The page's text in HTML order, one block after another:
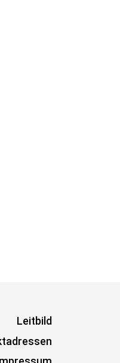
Leitbild